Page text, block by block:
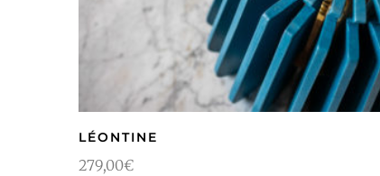
LÉONTINE
279,00€